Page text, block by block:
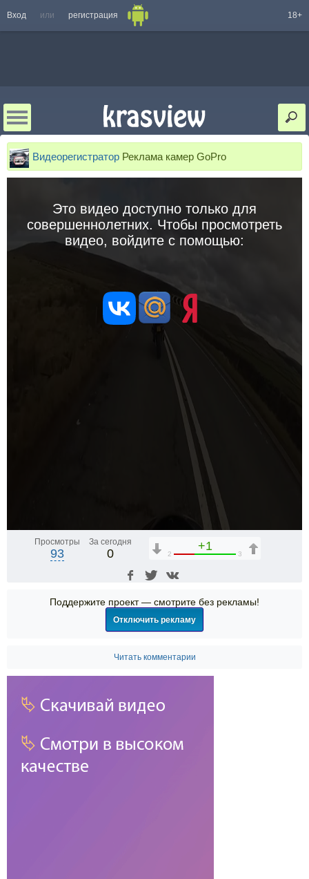
Вход или регистрация 18+
Видеорегистратор Реклама камер GoPro
Это видео доступно только для
совершеннолетних. Чтобы просмотреть
видео, войдите с помощью:
Просмотры
93
За сегодня
0
+1
2 3
Поддержите проект — смотрите без рекламы!
Отключить рекламу
Читать комментарии